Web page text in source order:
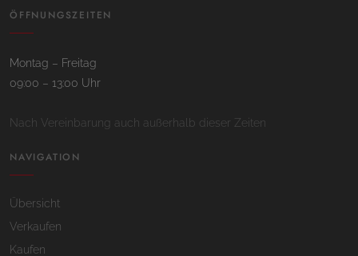
ÖFFNUNGSZEITEN
Montag – Freitag
09:00 – 13:00 Uhr
Nach Vereinbarung auch außerhalb dieser Zeiten
NAVIGATION
Übersicht
Verkaufen
Kaufen